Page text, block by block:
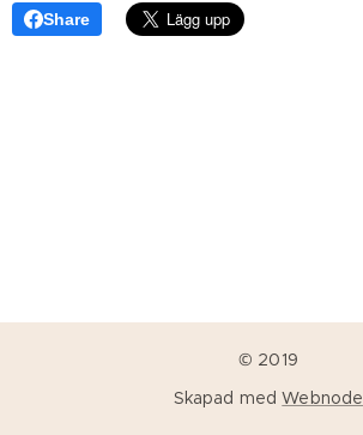
Share
© 2019
Skapad medWebnode